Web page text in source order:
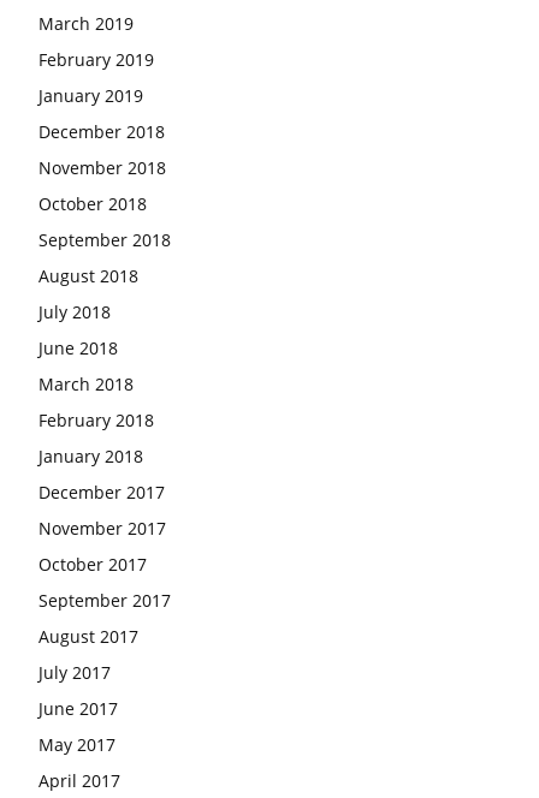
March 2019
February 2019
January 2019
December 2018
November 2018
October 2018
September 2018
August 2018
July 2018
June 2018
March 2018
February 2018
January 2018
December 2017
November 2017
October 2017
September 2017
August 2017
July 2017
June 2017
May 2017
April 2017